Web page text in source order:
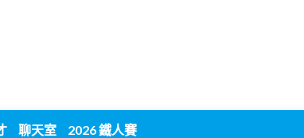
聊天室 2026 鐵人賽